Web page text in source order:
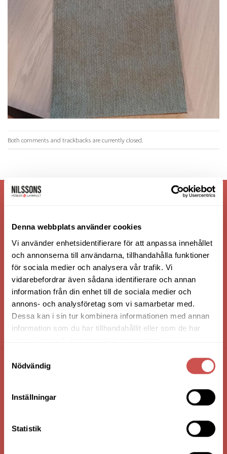
Denna webbplats använder cookies
Vi använder enhetsidentifierare för att anpassa innehållet
och annonserna till användarna, tillhandahålla funktioner
för sociala medier och analysera vår trafik. Vi
vidarebefordrar även sådana identifierare och annan
information från din enhet till de sociala medier och
annons- och analysföretag som vi samarbetar med.
Dessa kan i sin tur kombinera informationen med annan
information som du har tillhandahållit eller som de har
Nödvändig
Inställningar
Statistik
Both comments and trackbacks are currently closed.
HANDLA VIA: BUTIK - WEBBSHOP - TELEFON
FÖRETAGSUPPGIFTER
Nilssons Möbler i Lammhult
Org. Nummer: 556062-1780